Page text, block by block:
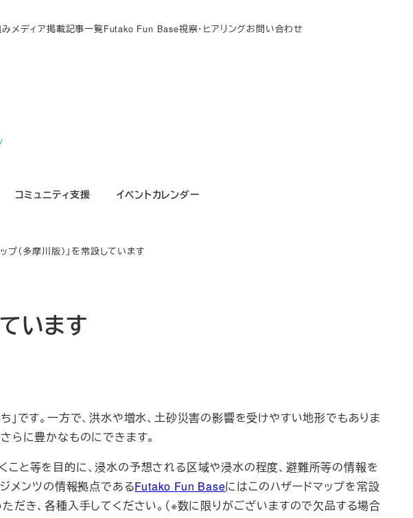
メディア掲載記事一覧Futako Fun Base視察・ヒアリングお問い合わせ
コミュニティ支援 イベントカレンダー
プ（多摩川版）」を常設しています
います
です。一方で、洪水や増水、土砂災害の影響を受けやすい地形でもありま
らに豊かなものにできます。
と等を目的に、浸水の予想される区域や浸水の程度、避難所等の情報を
メンツの情報拠点であるFutako Fun Baseにはこのハザードマップを常設
だき、各種入手してください。（※数に限りがございますので欠品する場合